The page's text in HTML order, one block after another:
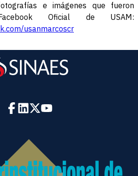
e imágenes que fueron
Oficial de USAM:
usanmarcoscr